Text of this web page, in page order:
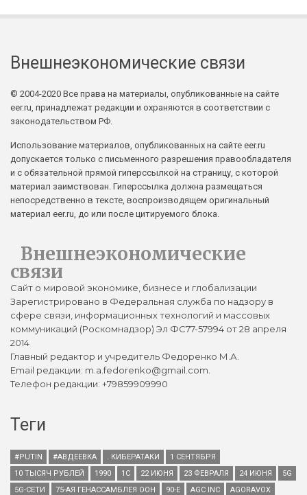
Внешнеэкономические связи
© 2004-2020 Все права на материалы, опубликованные на сайте
eer.ru, принадлежат редакции и охраняются в соответствии с
законодательством РФ.
Использование материалов, опубликованных на сайте eer.ru
допускается только с письменного разрешения правообладателя
и с обязательной прямой гиперссылкой на страницу, с которой
материал заимствован. Гиперссылка должна размещаться
непосредственно в тексте, воспроизводящем оригинальный
материал eer.ru, до или после цитируемого блока.
Внешнеэкономические
связи
Сайт о мировой экономике, бизнесе и глобализации
Зарегистрировано в Федеральная служба по надзору в
сфере связи, информационных технологий и массовых
коммуникаций (Роскомнадзор) Эл ФС77-57994 от 28 апреля
2014
Главный редактор и учредитель Федоренко М.А.
Email редакции: m.a.fedorenko@gmail.com.
Телефон редакции: +79859909990
Теги
#PUTIN #АВДЕЕВКА . КИБЕРАТАКИ
1 СЕНТЯБРЯ
10 ТЫСЯЧ РУБЛЕЙ
1990 1С 22 ИЮНЯ 23 ФЕВРАЛЯ 24 ИЮНЯ
5G
5G-СЕТИ
75-АЯ ГЕНАССАМБЛЕЯ ООН 90-Е AGC INC
AGORAVOX